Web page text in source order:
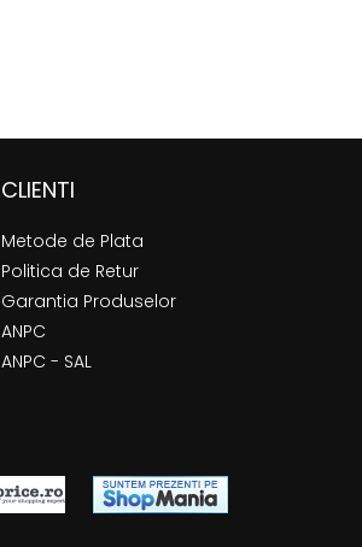
CLIENTI
Metode de Plata
Politica de Retur
Garantia Produselor
ANPC
ANPC - SAL